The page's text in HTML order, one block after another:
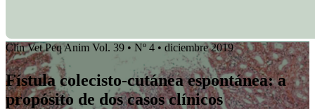
Clin Vet Peq Anim Vol. 39 • Nº 4 • diciembre 2019
Fístula colecisto-cutánea espontánea: a
propósito de dos casos clínicos